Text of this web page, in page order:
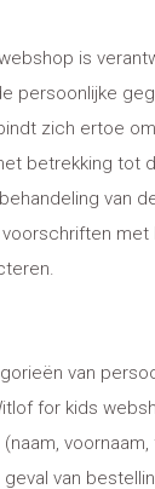
is
persoonlijke
zich ertoe
betrekking tot
van
van
for kids
voornaam,
van